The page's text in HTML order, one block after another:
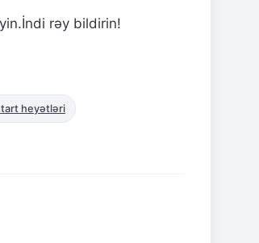
rəy bildirin!
heyətləri